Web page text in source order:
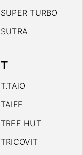
SUPER TURBO
SUTRA
T
T.TAiO
TAIFF
TREE HUT
TRICOVIT